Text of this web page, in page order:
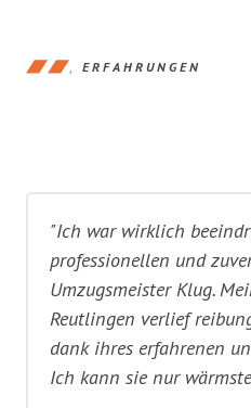
ERFAHRUNGEN
"Ich war wirklich
professionellen und
Umzugsmeister Klug.
Reutlingen verlief
dank ihres erfahrenen
Ich kann sie nur